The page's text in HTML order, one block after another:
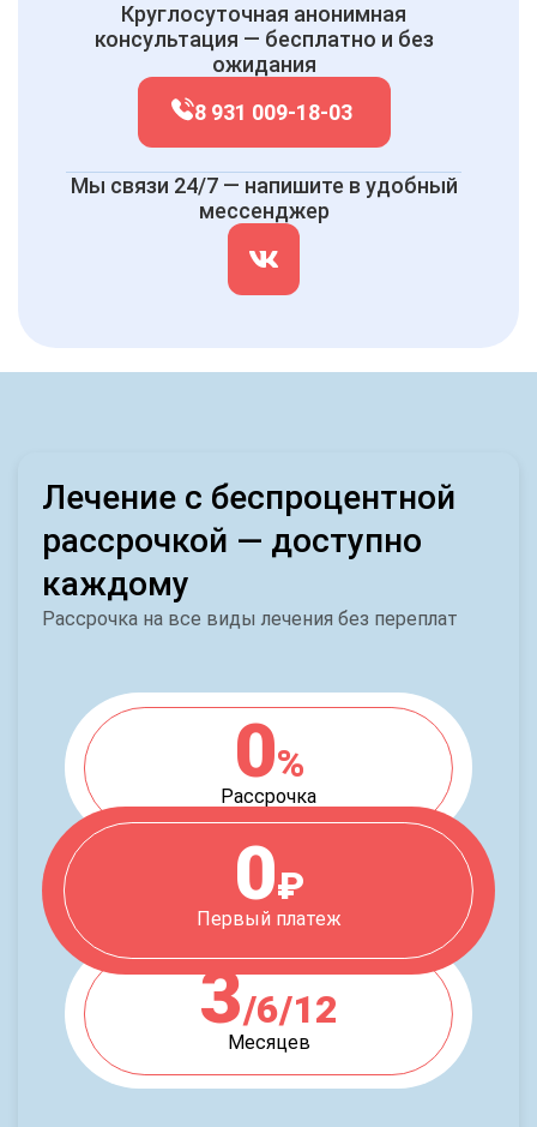
Круглосуточная анонимная
консультация — бесплатно и без
ожидания
8 931 009-18-03
Мы связи 24/7 — напишите в удобный
мессенджер
Лечение с беспроцентной
рассрочкой — доступно
каждому
Рассрочка на все виды лечения без переплат
0%
Рассрочка
0₽
Первый платеж
3/6/12
Месяцев